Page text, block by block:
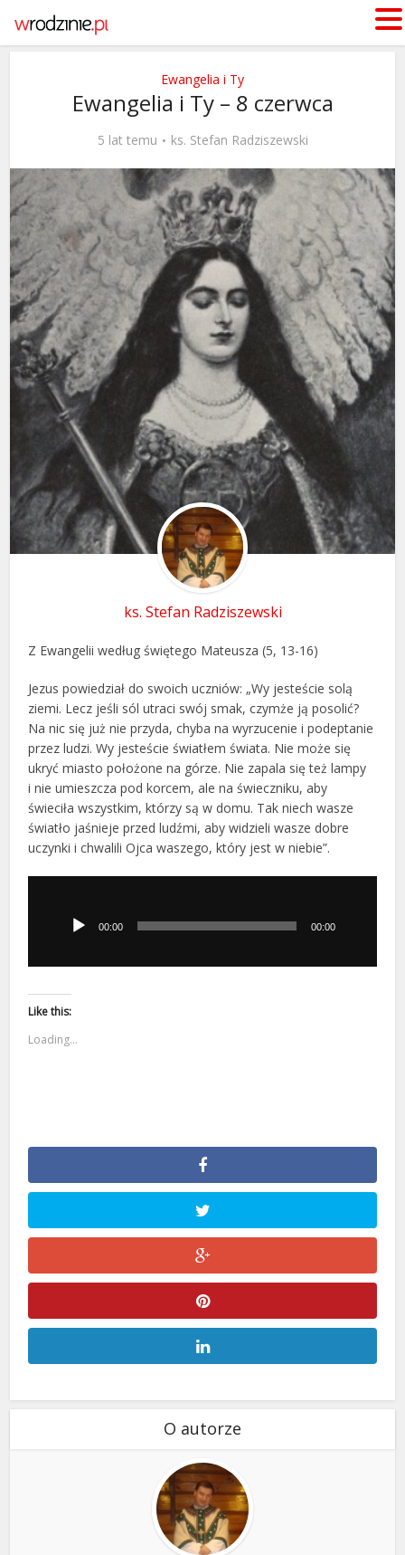
Ewangelia i Ty
Ewangelia i Ty – 8 czerwca
5 lat temu ks. Stefan Radziszewski
ks. Stefan Radziszewski
Z Ewangelii według świętego Mateusza (5, 13-16)
Jezus powiedział do swoich uczniów: „Wy jesteście solą
ziemi. Lecz jeśli sól utraci swój smak, czymże ją posolić?
Na nic się już nie przyda, chyba na wyrzucenie i podeptanie
przez ludzi. Wy jesteście światłem świata. Nie może się
ukryć miasto położone na górze. Nie zapala się też lampy
i nie umieszcza pod korcem, ale na świeczniku, aby
świeciła wszystkim, którzy są w domu. Tak niech wasze
światło jaśnieje przed ludźmi, aby widzieli wasze dobre
uczynki i chwalili Ojca waszego, który jest w niebie”.
dźwiękowych00:00 00:00
Like this:
Loading...
O autorze